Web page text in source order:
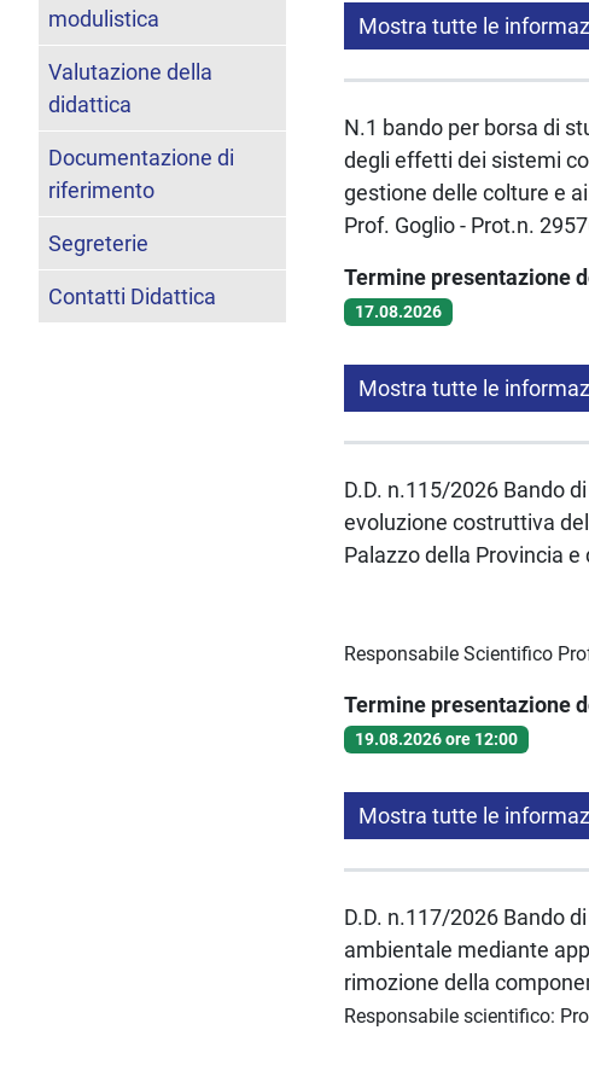
Mostra tutte le
N.1 bando per borsa di
degli effetti dei sistemi
gestione delle colture e
Prof. Goglio - Prot.n.
Termine presentazione
17.08.2026
Mostra tutte le
D.D. n.115/2026 Bando
evoluzione costruttiva
Palazzo della Provincia
Responsabile Scientifico
Termine presentazione
19.08.2026 ore 12:00
Mostra tutte le
D.D. n.117/2026 Bando
ambientale mediante
rimozione della
Responsabile scientifico:
modulistica
Valutazione della
didattica
Documentazione di
riferimento
Segreterie
Contatti Didattica